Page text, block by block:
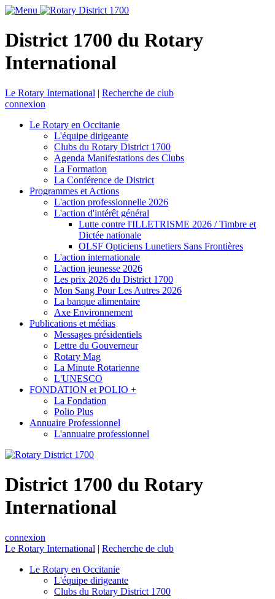
District 1700 du Rotary
International
Le Rotary International | Recherche de club
connexion
Le Rotary en Occitanie
L'équipe dirigeante
Clubs du Rotary District 1700
Agenda Manifestations des Clubs
La Formation
La Conférence de District
Programmes et Actions
L'action professionnelle 2026
L'action d'intérêt général
Lutte contre l'ILLETRISME 2026 / Timbre et
Dictée nationale
OLSF Opticiens Lunetiers Sans Frontières
L'action internationale
L'action jeunesse 2026
Les prix 2026 du District 1700
Mon Sang Pour Les Autres 2026
La banque alimentaire
Axe Environnement
Publications et médias
Messages présidentiels
Lettre du Gouverneur
Rotary Mag
La Minute Rotarienne
L'UNESCO
FONDATION et POLIO +
La Fondation
Polio Plus
Annuaire Professionnel
L'annuaire professionnel
District 1700 du Rotary
International
connexion
Le Rotary International | Recherche de club
Le Rotary en Occitanie
L'équipe dirigeante
Clubs du Rotary District 1700